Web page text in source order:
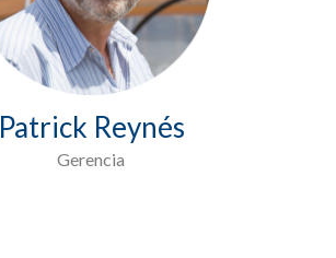
Patrick Reynés
Gerencia